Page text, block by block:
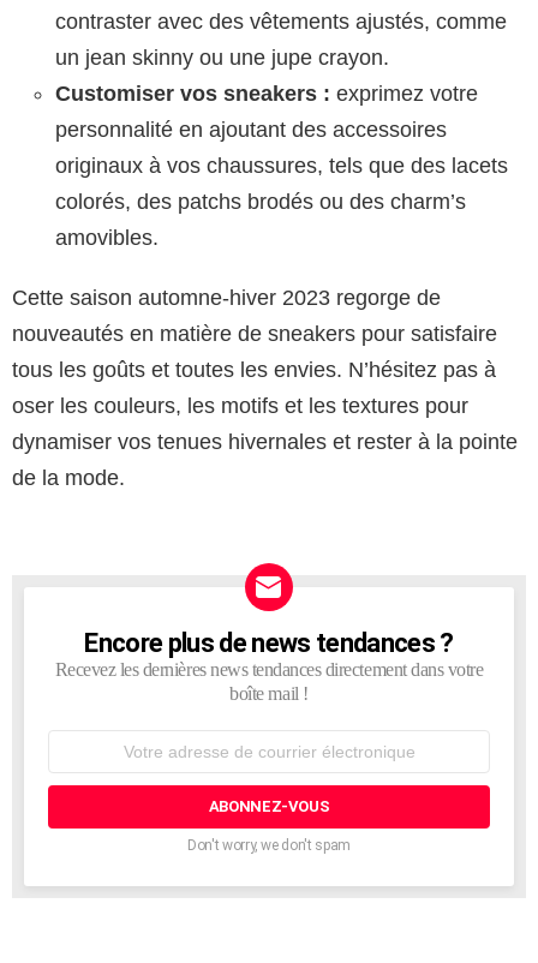
contraster avec des vêtements ajustés, comme
un jean skinny ou une jupe crayon.
Customiser vos sneakers : exprimez votre
personnalité en ajoutant des accessoires
originaux à vos chaussures, tels que des lacets
colorés, des patchs brodés ou des charm’s
amovibles.
Cette saison automne-hiver 2023 regorge de
nouveautés en matière de sneakers pour satisfaire
tous les goûts et toutes les envies. N’hésitez pas à
oser les couleurs, les motifs et les textures pour
dynamiser vos tenues hivernales et rester à la pointe
de la mode.
NEWSLETTER
Encore plus de news tendances ?
Recevez les dernières news tendances directement dans votre
boîte mail !
courrier
Don't worry, we don't spam